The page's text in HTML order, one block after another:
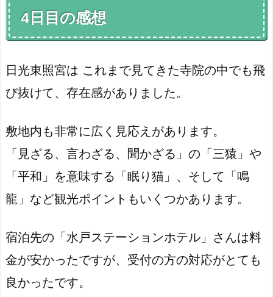
4日目の感想
日光東照宮は これまで見てきた寺院の中でも飛
び抜けて、存在感がありました。
敷地内も非常に広く見応えがあります。
「見ざる、言わざる、聞かざる」の「三猿」や
「平和」を意味する「眠り猫」、そして「鳴
龍」など観光ポイントもいくつかあります。
宿泊先の「水戸ステーションホテル」さんは料
金が安かったですが、受付の方の対応がとても
良かったです。